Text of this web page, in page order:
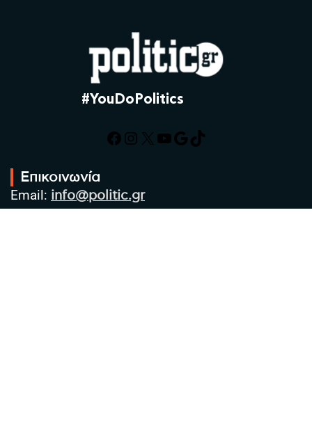
#YouDoPolitics
Facebook
Instagram
X YouTube
Google
TikTok
Επικοινωνία
Email: info@politic.gr
Τηλ: